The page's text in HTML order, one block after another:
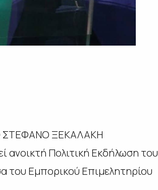
ΣΤΕΦΑΝΟ ΞΕΚΑΛΑΚΗ
ανοικτή Πολιτική Εκδήλωση του
του Εμπορικού Επιμελητηρίου